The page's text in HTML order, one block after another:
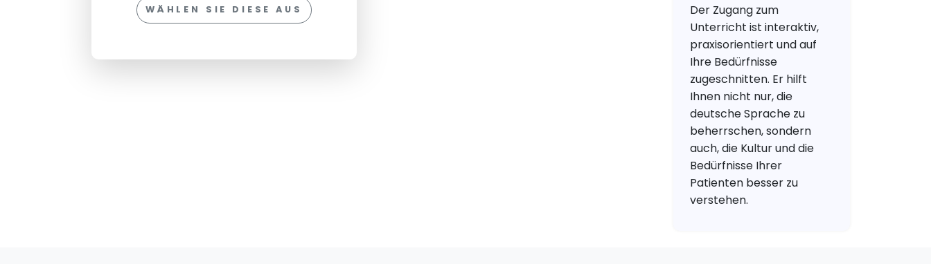
WÄHLEN SIE DIESE AUS
Der Zugang zum
Unterricht ist interaktiv,
praxisorientiert und auf
Ihre Bedürfnisse
zugeschnitten. Er hilft
Ihnen nicht nur, die
deutsche Sprache zu
beherrschen, sondern
auch, die Kultur und die
Bedürfnisse Ihrer
Patienten besser zu
verstehen.